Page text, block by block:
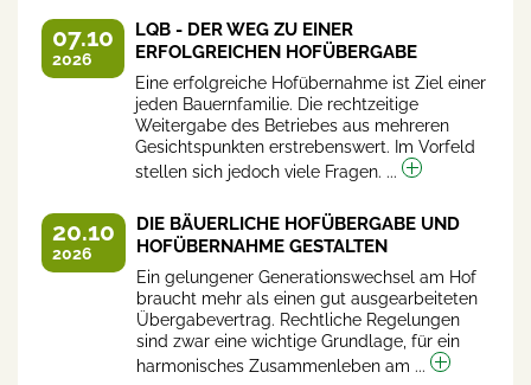
07.10
2026
LQB - DER WEG ZU EINER
ERFOLGREICHEN HOFÜBERGABE
Eine erfolgreiche Hofübernahme ist Ziel einer
jeden Bauernfamilie. Die rechtzeitige
Weitergabe des Betriebes aus mehreren
Gesichtspunkten erstrebenswert. Im Vorfeld
stellen sich jedoch viele Fragen. ...
20.10
2026
DIE BÄUERLICHE HOFÜBERGABE UND
HOFÜBERNAHME GESTALTEN
Ein gelungener Generationswechsel am Hof
braucht mehr als einen gut ausgearbeiteten
Übergabevertrag. Rechtliche Regelungen
sind zwar eine wichtige Grundlage, für ein
harmonisches Zusammenleben am ...